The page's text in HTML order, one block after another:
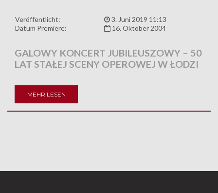
Veröffentlicht:
3. Juni 2019 11:13
Datum Premiere:
16. Oktober 2004
GALOWY KONCERT JUBILEUSZOWY – 50
LAT STAŁEJ SCENY OPEROWEJ W ŁODZI
MEHR LESEN